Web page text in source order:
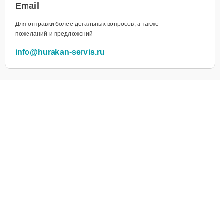
Email
Для отправки более детальных вопросов, а также
пожеланий и предложений
info@hurakan-servis.ru